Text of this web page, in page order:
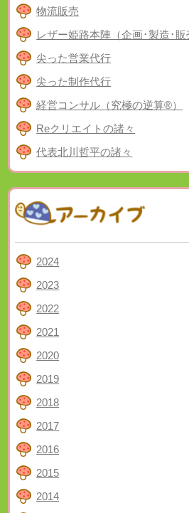
物流販売
レザー姫路本陣（企画･製造･販
尖った営業代行
尖った制作代行
経営コンサル（究極の逆算®）
Reクリエイトの諸々
代表北川哲平の諸々
2024
2023
2022
2021
2020
2019
2018
2017
2016
2015
2014